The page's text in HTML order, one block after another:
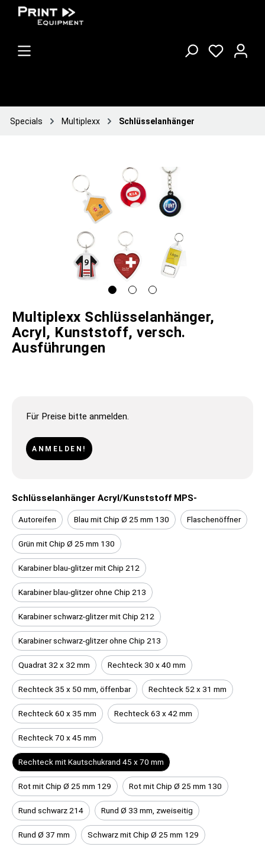
Specials Multiplexx Schlüsselanhänger
Multiplexx Schlüsselanhänger,
Acryl, Kunststoff, versch.
Ausführungen
Für Preise bitte anmelden.
ANMELDEN!
Schlüsselanhänger Acryl/Kunststoff MPS-
Autoreifen Blau mit Chip Ø 25 mm 130 Flaschenöffner
Grün mit Chip Ø 25 mm 130
Karabiner blau-glitzer mit Chip 212
Karabiner blau-glitzer ohne Chip 213
Karabiner schwarz-glitzer mit Chip 212
Karabiner schwarz-glitzer ohne Chip 213
Quadrat 32 x 32 mm Rechteck 30 x 40 mm
Rechteck 35 x 50 mm, öffenbar Rechteck 52 x 31 mm
Rechteck 60 x 35 mm Rechteck 63 x 42 mm
Rechteck 70 x 45 mm
Rechteck mit Kautschukrand 45 x 70 mm
Rot mit Chip Ø 25 mm 129 Rot mit Chip Ø 25 mm 130
Rund schwarz 214 Rund Ø 33 mm, zweiseitig
Rund Ø 37 mm Schwarz mit Chip Ø 25 mm 129